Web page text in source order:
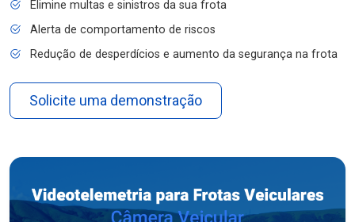
Elimine multas e sinistros da sua frota
Alerta de comportamento de riscos
Redução de desperdícios e aumento da segurança na frota
Solicite uma demonstração